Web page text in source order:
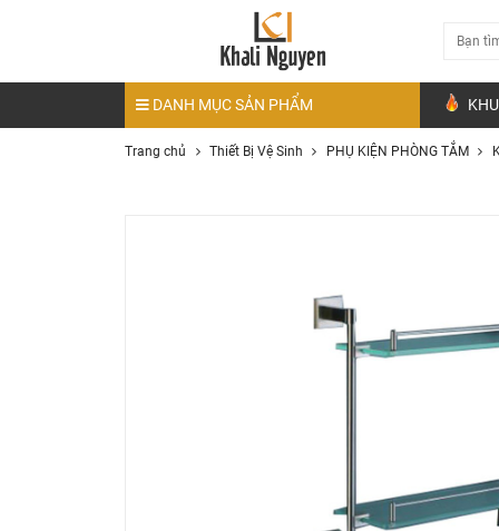
DANH MỤC SẢN PHẨM
Trang chủ Thiết Bị Vệ Sinh PHỤ KIỆN PHÒNG TẮM